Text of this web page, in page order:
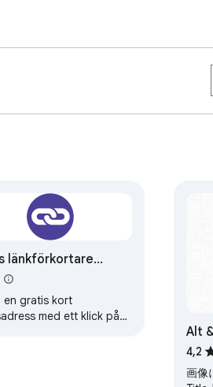
länkförkortare
en gratis kort
med ett klick på
Alt
4,2
画像